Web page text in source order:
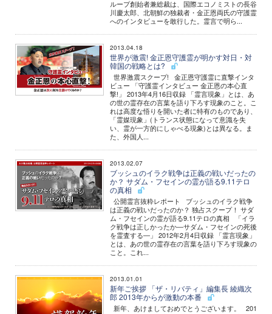
ループ創始者兼総裁は、国際エコノミストの長谷
川慶太郎、北朝鮮の独裁者・金正恩両氏の守護霊
へのインタビューを敢行した。霊言で明ら...
2013.04.18
世界が激震! 金正恩守護霊が明かす対日・対
韓国の戦略とは?
世界激震スクープ! 金正恩守護霊に直撃インタ
ビュー 「守護霊インタビュー 金正恩の本心直
撃!」 2013年4月16日収録 「霊言現象」とは、あ
の世の霊存在の言葉を語り下ろす現象のこと。こ
れは高度な悟りを開いた者に特有のものであり、
「霊媒現象」(トランス状態になって意識を失
い、霊が一方的にしゃべる現象)とは異なる。ま
た、外国人...
2013.02.07
ブッシュのイラク戦争は正義の戦いだったの
か？ サダム・フセインの霊が語る9.11テロ
の真相
公開霊言抜粋レポート ブッシュのイラク戦争
は正義の戦いだったのか？ 独占スクープ！ サダ
ム・フセインの霊が語る9.11テロの真相 「イラ
ク戦争は正しかったか―サダム・フセインの死後
を霊査する―」 2012年2月4日収録 「霊言現象」
とは、あの世の霊存在の言葉を語り下ろす現象の
こと。これ...
2013.01.01
新年ご挨拶 「ザ・リバティ」編集長 綾織次
郎 2013年からが激動の本番
新年、あけましておめでとうございます。 201